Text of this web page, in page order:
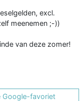
excl.
meenemen ;-))
van deze zomer!
favoriet